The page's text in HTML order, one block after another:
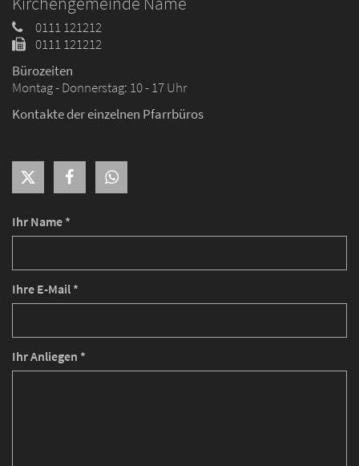
Ihr Name *
Ihre E-Mail *
Ihr Anliegen *
0111 121212
0111 121212
Bürozeiten
Montag - Donnerstag: 10 - 17 Uhr
Kontakte der einzelnen Pfarrbüros